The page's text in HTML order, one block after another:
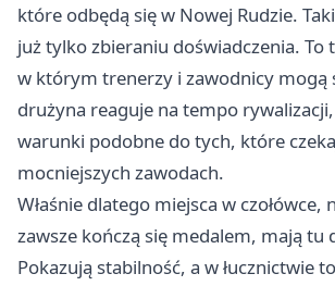
które odbędą się w Nowej Rudzie.
już tylko zbieraniu doświadczenia. To
w którym trenerzy i zawodnicy mogą
drużyna reaguje na tempo
warunki podobne do tych, które
mocniejszych zawodach.
Właśnie dlatego miejsca w czołówce,
zawsze kończą się medalem, mają tu
Pokazują stabilność, a w łucznictwie